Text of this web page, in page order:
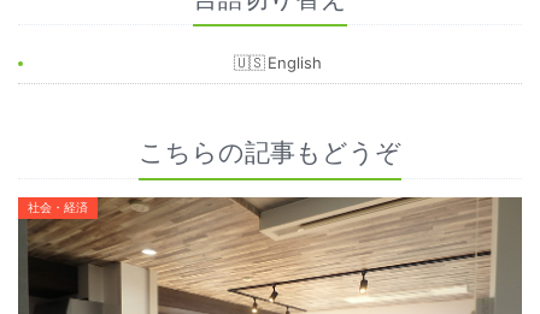
English
こちらの記事もどうぞ
社会・経済